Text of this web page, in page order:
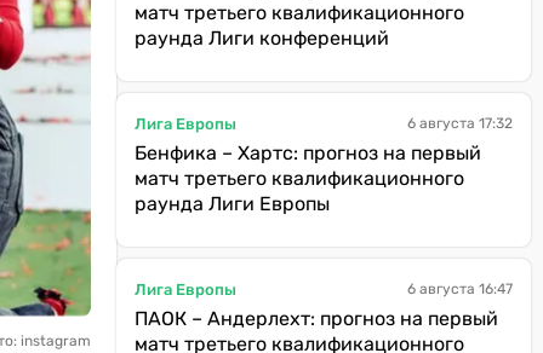
instagram
матч третьего квалификационного
раунда Лиги конференций
Лига Европы 6 августа 17:32
Бенфика – Хартс: прогноз на первый
матч третьего квалификационного
раунда Лиги Европы
Лига Европы 6 августа 16:47
ПАОК – Андерлехт: прогноз на первый
матч третьего квалификационного